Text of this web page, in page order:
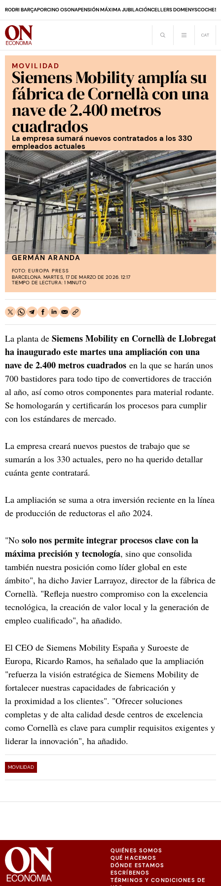
RODRI BARÇAPORCINO OSONAPENSIÓN MÁXIMA JUBILACIÓNCELLERS DOMENYSCOCHES
MOVILIDAD
Siemens Mobility amplía su
fábrica de Cornellà con una
nave de 2.400 metros
cuadrados
La empresa sumará nuevos contratados a los 330
empleados actuales
GERMÁN ARANDA
FOTO: EUROPA PRESS
BARCELONA. MARTES, 17 DE MARZO DE 2026. 12:17
TIEMPO DE LECTURA: 1 MINUTO
La planta de Siemens Mobility en Cornellà de Llobregat
ha inaugurado este martes una ampliación con una
nave de 2.400 metros cuadrados en la que se harán unos
700 bastidores para todo tipo de convertidores de tracción
al año, así como otros componentes para material rodante.
Se homologarán y certificarán los procesos para cumplir
con los estándares de mercado.
La empresa creará nuevos puestos de trabajo que se
sumarán a los 330 actuales, pero no ha querido detallar
cuánta gente contratará.
La ampliación se suma a otra inversión reciente en la línea
de producción de reductoras el año 2024.
"No solo nos permite integrar procesos clave con la
máxima precisión y tecnología, sino que consolida
también nuestra posición como líder global en este
ámbito", ha dicho Javier Larrayoz, director de la fábrica de
Cornellà. "Refleja nuestro compromiso con la excelencia
tecnológica, la creación de valor local y la generación de
empleo cualificado", ha añadido.
El CEO de Siemens Mobility España y Suroeste de
Europa, Ricardo Ramos, ha señalado que la ampliación
"refuerza la visión estratégica de Siemens Mobility de
fortalecer nuestras capacidades de fabricación y
la proximidad a los clientes". "Ofrecer soluciones
completas y de alta calidad desde centros de excelencia
como Cornellà es clave para cumplir requisitos exigentes y
liderar la innovación", ha añadido.
MOVILIDAD
QUIÉNES SOMOS
QUÉ HACEMOS
DÓNDE ESTAMOS
ESCRÍBENOS
TÉRMINOS Y CONDICIONES DE